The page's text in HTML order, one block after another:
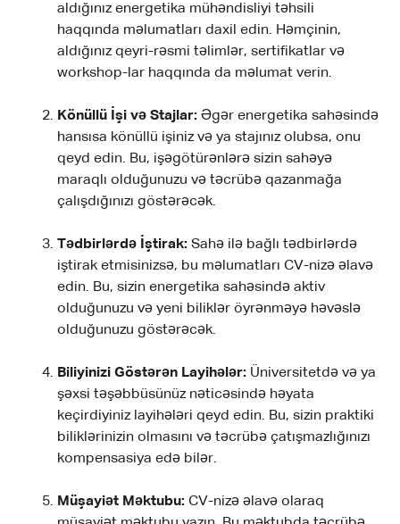
aldığınız energetika mühəndisliyi təhsili
haqqında məlumatları daxil edin. Həmçinin,
aldığınız qeyri-rəsmi təlimlər, sertifikatlar və
workshop-lar haqqında da məlumat verin.
Könüllü İşi və Stajlar: Əgər energetika sahəsində
hansısa könüllü işiniz və ya stajınız olubsa, onu
qeyd edin. Bu, işəgötürənlərə sizin sahəyə
maraqlı olduğunuzu və təcrübə qazanmağa
çalışdığınızı göstərəcək.
Tədbirlərdə İştirak: Sahə ilə bağlı tədbirlərdə
iştirak etmisinizsə, bu məlumatları CV-nizə əlavə
edin. Bu, sizin energetika sahəsində aktiv
olduğunuzu və yeni biliklər öyrənməyə həvəslə
olduğunuzu göstərəcək.
Biliyinizi Göstərən Layihələr: Üniversitetdə və ya
şəxsi təşəbbüsünüz nəticəsində həyata
keçirdiyiniz layihələri qeyd edin. Bu, sizin praktiki
biliklərinizin olmasını və təcrübə çatışmazlığınızı
kompensasiya edə bilər.
Müşayiət Məktubu: CV-nizə əlavə olaraq